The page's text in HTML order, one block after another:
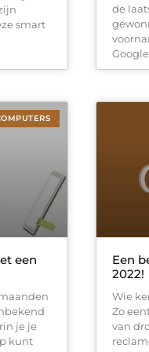
smart
de
een
je je
kunt
Een
2022!
Wie
Zo
van